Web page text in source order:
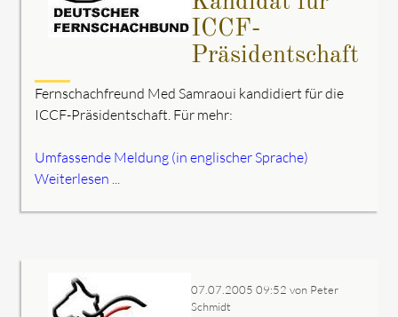
ICCF-
Präsidentschaft
Fernschachfreund Med Samraoui kandidiert für die
ICCF-Präsidentschaft. Für mehr:
Umfassende Meldung (in englischer Sprache)
Weiterlesen ...
07.07.2005 09:52 von Peter
Schmidt